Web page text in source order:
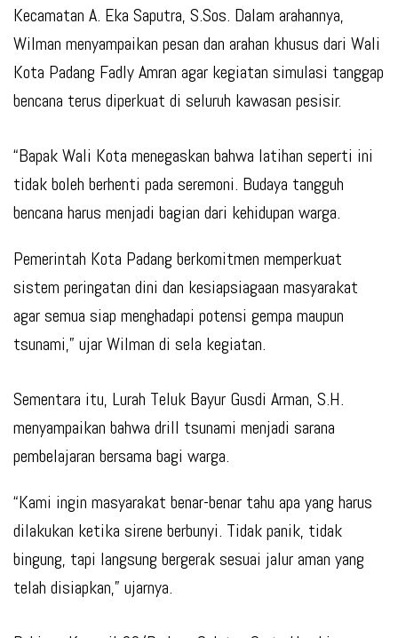
Kecamatan A. Eka Saputra, S.Sos. Dalam arahannya,
Wilman menyampaikan pesan dan arahan khusus dari Wali
Kota Padang Fadly Amran agar kegiatan simulasi tanggap
bencana terus diperkuat di seluruh kawasan pesisir.
“Bapak Wali Kota menegaskan bahwa latihan seperti ini
tidak boleh berhenti pada seremoni. Budaya tangguh
bencana harus menjadi bagian dari kehidupan warga.
Pemerintah Kota Padang berkomitmen memperkuat
sistem peringatan dini dan kesiapsiagaan masyarakat
agar semua siap menghadapi potensi gempa maupun
tsunami,” ujar Wilman di sela kegiatan.
Sementara itu, Lurah Teluk Bayur Gusdi Arman, S.H.
menyampaikan bahwa drill tsunami menjadi sarana
pembelajaran bersama bagi warga.
“Kami ingin masyarakat benar-benar tahu apa yang harus
dilakukan ketika sirene berbunyi. Tidak panik, tidak
bingung, tapi langsung bergerak sesuai jalur aman yang
telah disiapkan,” ujarnya.